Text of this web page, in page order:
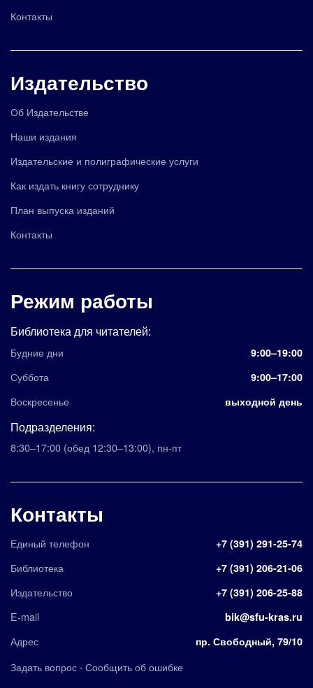
Контакты
Издательство
Об Издательстве
Наши издания
Издательские и полиграфические услуги
Как издать книгу сотруднику
План выпуска изданий
Контакты
Режим работы
Библиотека для читателей:
Будние дни 9:00–19:00
Суббота 9:00–17:00
Воскресенье выходной день
Подразделения:
8:30–17:00 (обед 12:30–13:00), пн-пт
Контакты
Единый телефон +7 (391) 291-25-74
Библиотека +7 (391) 206-21-06
Издательство +7 (391) 206-25-88
E-mail bik@sfu-kras.ru
Адрес пр. Свободный, 79/10
Задать вопрос · Сообщить об ошибке